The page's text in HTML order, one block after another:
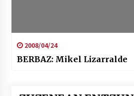
2008/04/24
BERBAZ: Mikel Lizarralde